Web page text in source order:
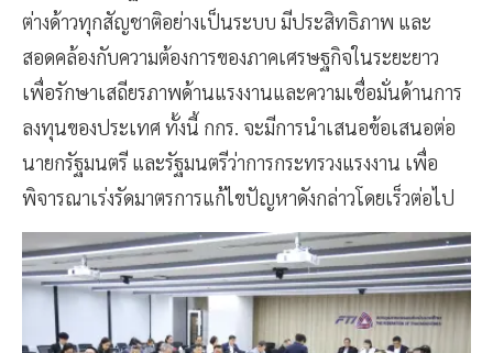
ต่างด้าวทุกสัญชาติอย่างเป็นระบบ มีประสิทธิภาพ และ
สอดคล้องกับความต้องการของภาคเศรษฐกิจในระยะยาว
เพื่อรักษาเสถียรภาพด้านแรงงานและความเชื่อมั่นด้านการ
ลงทุนของประเทศ ทั้งนี้ กกร. จะมีการนำเสนอข้อเสนอต่อ
นายกรัฐมนตรี และรัฐมนตรีว่าการกระทรวงแรงงาน เพื่อ
พิจารณาเร่งรัดมาตรการแก้ไขปัญหาดังกล่าวโดยเร็วต่อไป